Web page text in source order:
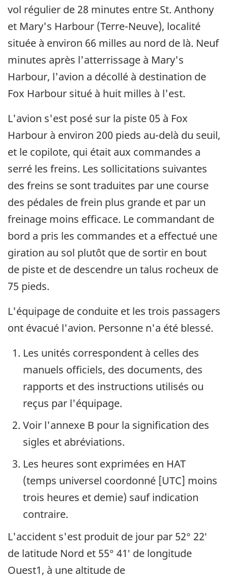
vol régulier de 28 minutes entre St. Anthony
et Mary's Harbour (Terre-Neuve), localité
située à environ 66 milles au nord de là. Neuf
minutes après l'atterrissage à Mary's
Harbour, l'avion a décollé à destination de
Fox Harbour situé à huit milles à l'est.
L'avion s'est posé sur la piste 05 à Fox
Harbour à environ 200 pieds au-delà du seuil,
et le copilote, qui était aux commandes a
serré les freins. Les sollicitations suivantes
des freins se sont traduites par une course
des pédales de frein plus grande et par un
freinage moins efficace. Le commandant de
bord a pris les commandes et a effectué une
giration au sol plutôt que de sortir en bout
de piste et de descendre un talus rocheux de
75 pieds.
L'équipage de conduite et les trois passagers
ont évacué l'avion. Personne n'a été blessé.
Les unités correspondent à celles des
manuels officiels, des documents, des
rapports et des instructions utilisés ou
reçus par l'équipage.
Voir l'annexe B pour la signification des
sigles et abréviations.
Les heures sont exprimées en HAT
(temps universel coordonné [UTC] moins
trois heures et demie) sauf indication
contraire.
L'accident s'est produit de jour par 52° 22′
de latitude Nord et 55° 41′ de longitude
Ouest1, à une altitude de